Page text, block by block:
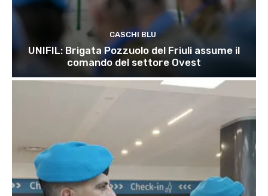
CASCHI BLU
UNIFIL: Brigata Pozzuolo del Friuli assume il
comando del settore Ovest